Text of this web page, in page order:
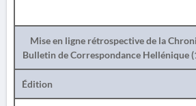
Mise en ligne rétrospective de la
Bulletin de Correspondance Hellénique
Édition